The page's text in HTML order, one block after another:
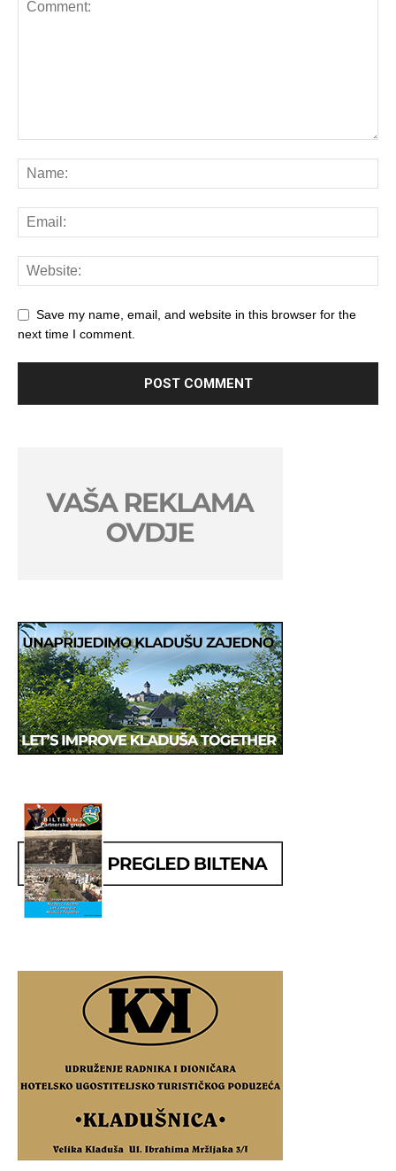
Save my name, email, and website in this browser for the
next time I comment.